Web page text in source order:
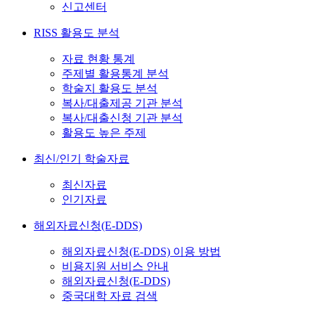
신고센터
RISS 활용도 분석
자료 현황 통계
주제별 활용통계 분석
학술지 활용도 분석
복사/대출제공 기관 분석
복사/대출신청 기관 분석
활용도 높은 주제
최신/인기 학술자료
최신자료
인기자료
해외자료신청(E-DDS)
해외자료신청(E-DDS) 이용 방법
비용지원 서비스 안내
해외자료신청(E-DDS)
중국대학 자료 검색